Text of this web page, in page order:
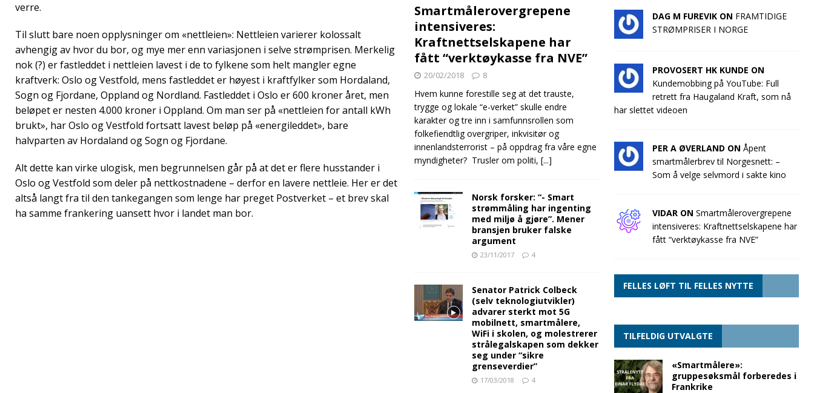
verre.
Til slutt bare noen opplysninger om «nettleien»: Nettleien varierer kolossalt
avhengig av hvor du bor, og mye mer enn variasjonen i selve strømprisen. Merkelig
nok (?) er fastleddet i nettleien lavest i de to fylkene som helt mangler egne
kraftverk: Oslo og Vestfold, mens fastleddet er høyest i kraftfylker som Hordaland,
Sogn og Fjordane, Oppland og Nordland. Fastleddet i Oslo er 600 kroner året, men
beløpet er nesten 4.000 kroner i Oppland. Om man ser på «nettleien for antall kWh
brukt», har Oslo og Vestfold fortsatt lavest beløp på «energileddet», bare
halvparten av Hordaland og Sogn og Fjordane.
Alt dette kan virke ulogisk, men begrunnelsen går på at det er flere husstander i
Oslo og Vestfold som deler på nettkostnadene – derfor en lavere nettleie. Her er det
altså langt fra til den tankegangen som lenge har preget Postverket – et brev skal
ha samme frankering uansett hvor i landet man bor.
Smartmålerovergrepene
intensiveres:
Kraftnettselskapene har
fått “verktøykasse fra NVE”
20/02/2018 8
Hvem kunne forestille seg at det trauste,
trygge og lokale “e-verket” skulle endre
karakter og tre inn i samfunnsrollen som
folkefiendtlig overgriper, inkvisitør og
innenlandsterrorist – på oppdrag fra våre egne
myndigheter? Trusler om politi,[...]
Norsk forsker: “- Smart
strømmåling har ingenting
med miljø å gjøre”. Mener
bransjen bruker falske
argument
23/11/2017 4
Senator Patrick Colbeck
(selv teknologiutvikler)
advarer sterkt mot 5G
mobilnett, smartmålere,
WiFi i skolen, og molestrerer
strålegalskapen som dekker
seg under “sikre
grenseverdier”
17/03/2018 4
DAG M FUREVIK ON FRAMTIDIGE
STRØMPRISER I NORGE
PROVOSERT HK KUNDE ON
Kundemobbing på YouTube: Full
retrett fra Haugaland Kraft, som nå
har slettet videoen
PER A ØVERLAND ON Åpent
smartmålerbrev til Norgesnett: –
Som å velge selvmord i sakte kino
VIDAR ON Smartmålerovergrepene
intensiveres: Kraftnettselskapene har
fått “verktøykasse fra NVE”
FELLES LØFT TIL FELLES NYTTE
TILFELDIG UTVALGTE
«Smartmålere»:
gruppesøksmål forberedes i
Frankrike